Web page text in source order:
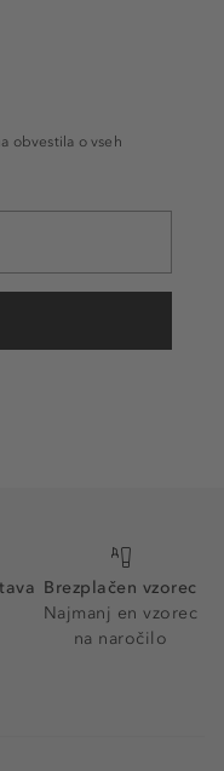
obvestila o vseh
Brezplačen vzorec
Najmanj en vzorec
na naročilo